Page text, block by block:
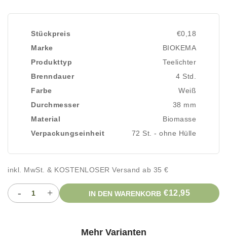
Stückpreis
€0,18
Marke
BIOKEMA
Produkttyp
Teelichter
Brenndauer
4 Std.
Farbe
Weiß
Durchmesser
38 mm
Material
Biomasse
Verpackungseinheit
72 St. - ohne Hülle
inkl. MwSt. & KOSTENLOSER Versand ab 35 €
- + IN DEN WARENKORB €12,95
Mehr Varianten